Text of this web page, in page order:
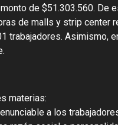
de $51.303.560. De
de malls y strip center
Asimismo,
materias:
a los